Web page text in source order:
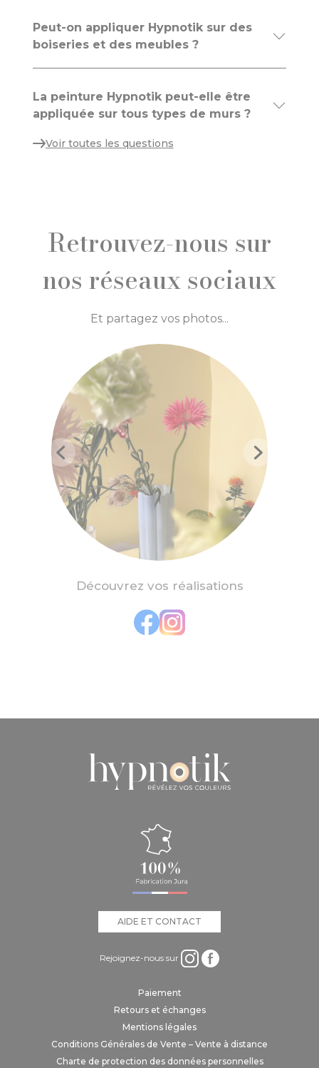
Peut-on appliquer Hypnotik sur des
boiseries et des meubles ?
La peinture Hypnotik peut-elle être
appliquée sur tous types de murs ?
Voir toutes les questions
Retrouvez-nous sur
nos réseaux sociaux
Et partagez vos photos...
Découvrez vos réalisations
Paiement
Retours et échanges
Mentions légales
Conditions Générales de Vente – Vente à distance
Charte de protection des données personnelles
AIDE ET CONTACT
Rejoignez-nous sur